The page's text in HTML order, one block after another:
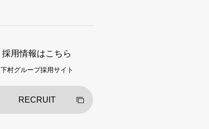
採用情報はこちら
下村グループ採用サイト
RECRUIT